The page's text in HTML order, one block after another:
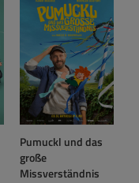
Pumuckl und das
große
Missverständnis